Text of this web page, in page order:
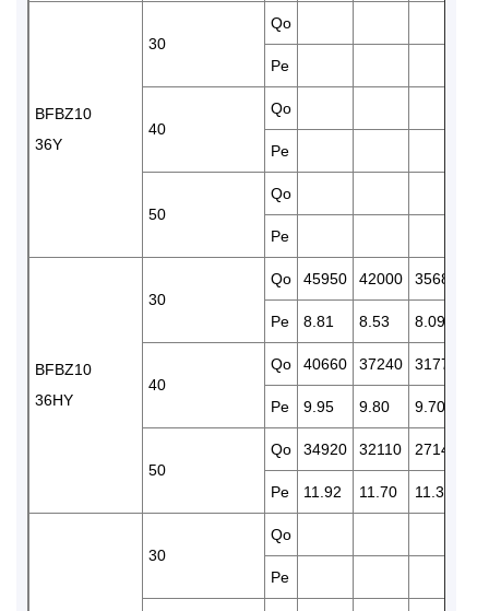
BFBZ10
36Y
30
Qo
Pe
40
Qo
Pe
50
Qo
Pe
BFBZ10
36HY
30
Qo 45950 42000 35680
Pe 8.81 8.53 8.09
40
Qo 40660 37240 31770
Pe 9.95 9.80 9.70
50
Qo 34920 32110 27140
Pe 11.92 11.70 11.37
30
Qo
Pe